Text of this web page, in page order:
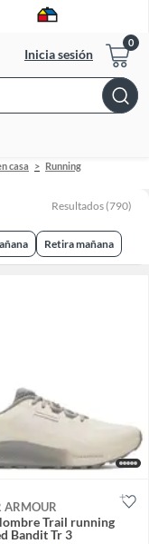
Inicia sesión
casa
Running
Resultados (790)
Retira mañana
ARMOUR
Trail running
Bandit Tr 3